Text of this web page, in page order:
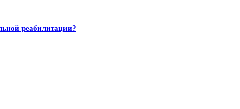
реабилитации?